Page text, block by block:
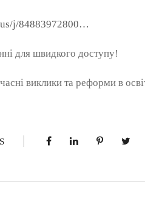
j/84883972800…
для швидкого доступу!
виклики та реформи в